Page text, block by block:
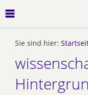
Sie sind hier: